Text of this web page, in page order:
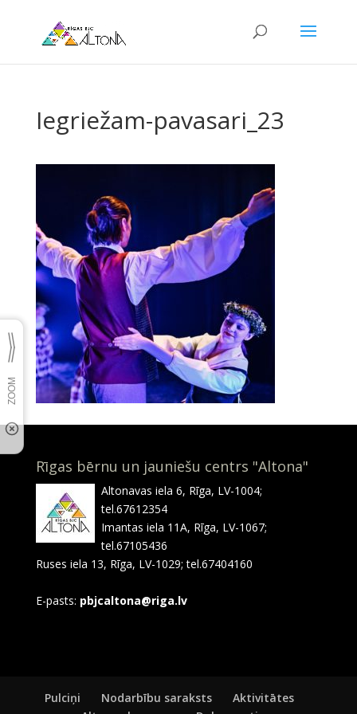
Iegriežam-pavasari_23
Rīgas bērnu un jauniešu centrs "Altona"
Altonavas iela 6, Rīga, LV-1004;
tel.67612354
Imantas iela 11A, Rīga, LV-1067;
tel.67105436
Ruses iela 13, Rīga, LV-1029; tel.67404160
E-pasts: pbjcaltona@riga.lv
Pulciņi Nodarbību saraksts
Aktivitātes